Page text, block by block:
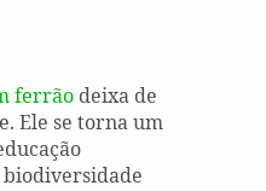
ferrão deixa de
Ele se torna um
biodiversidade